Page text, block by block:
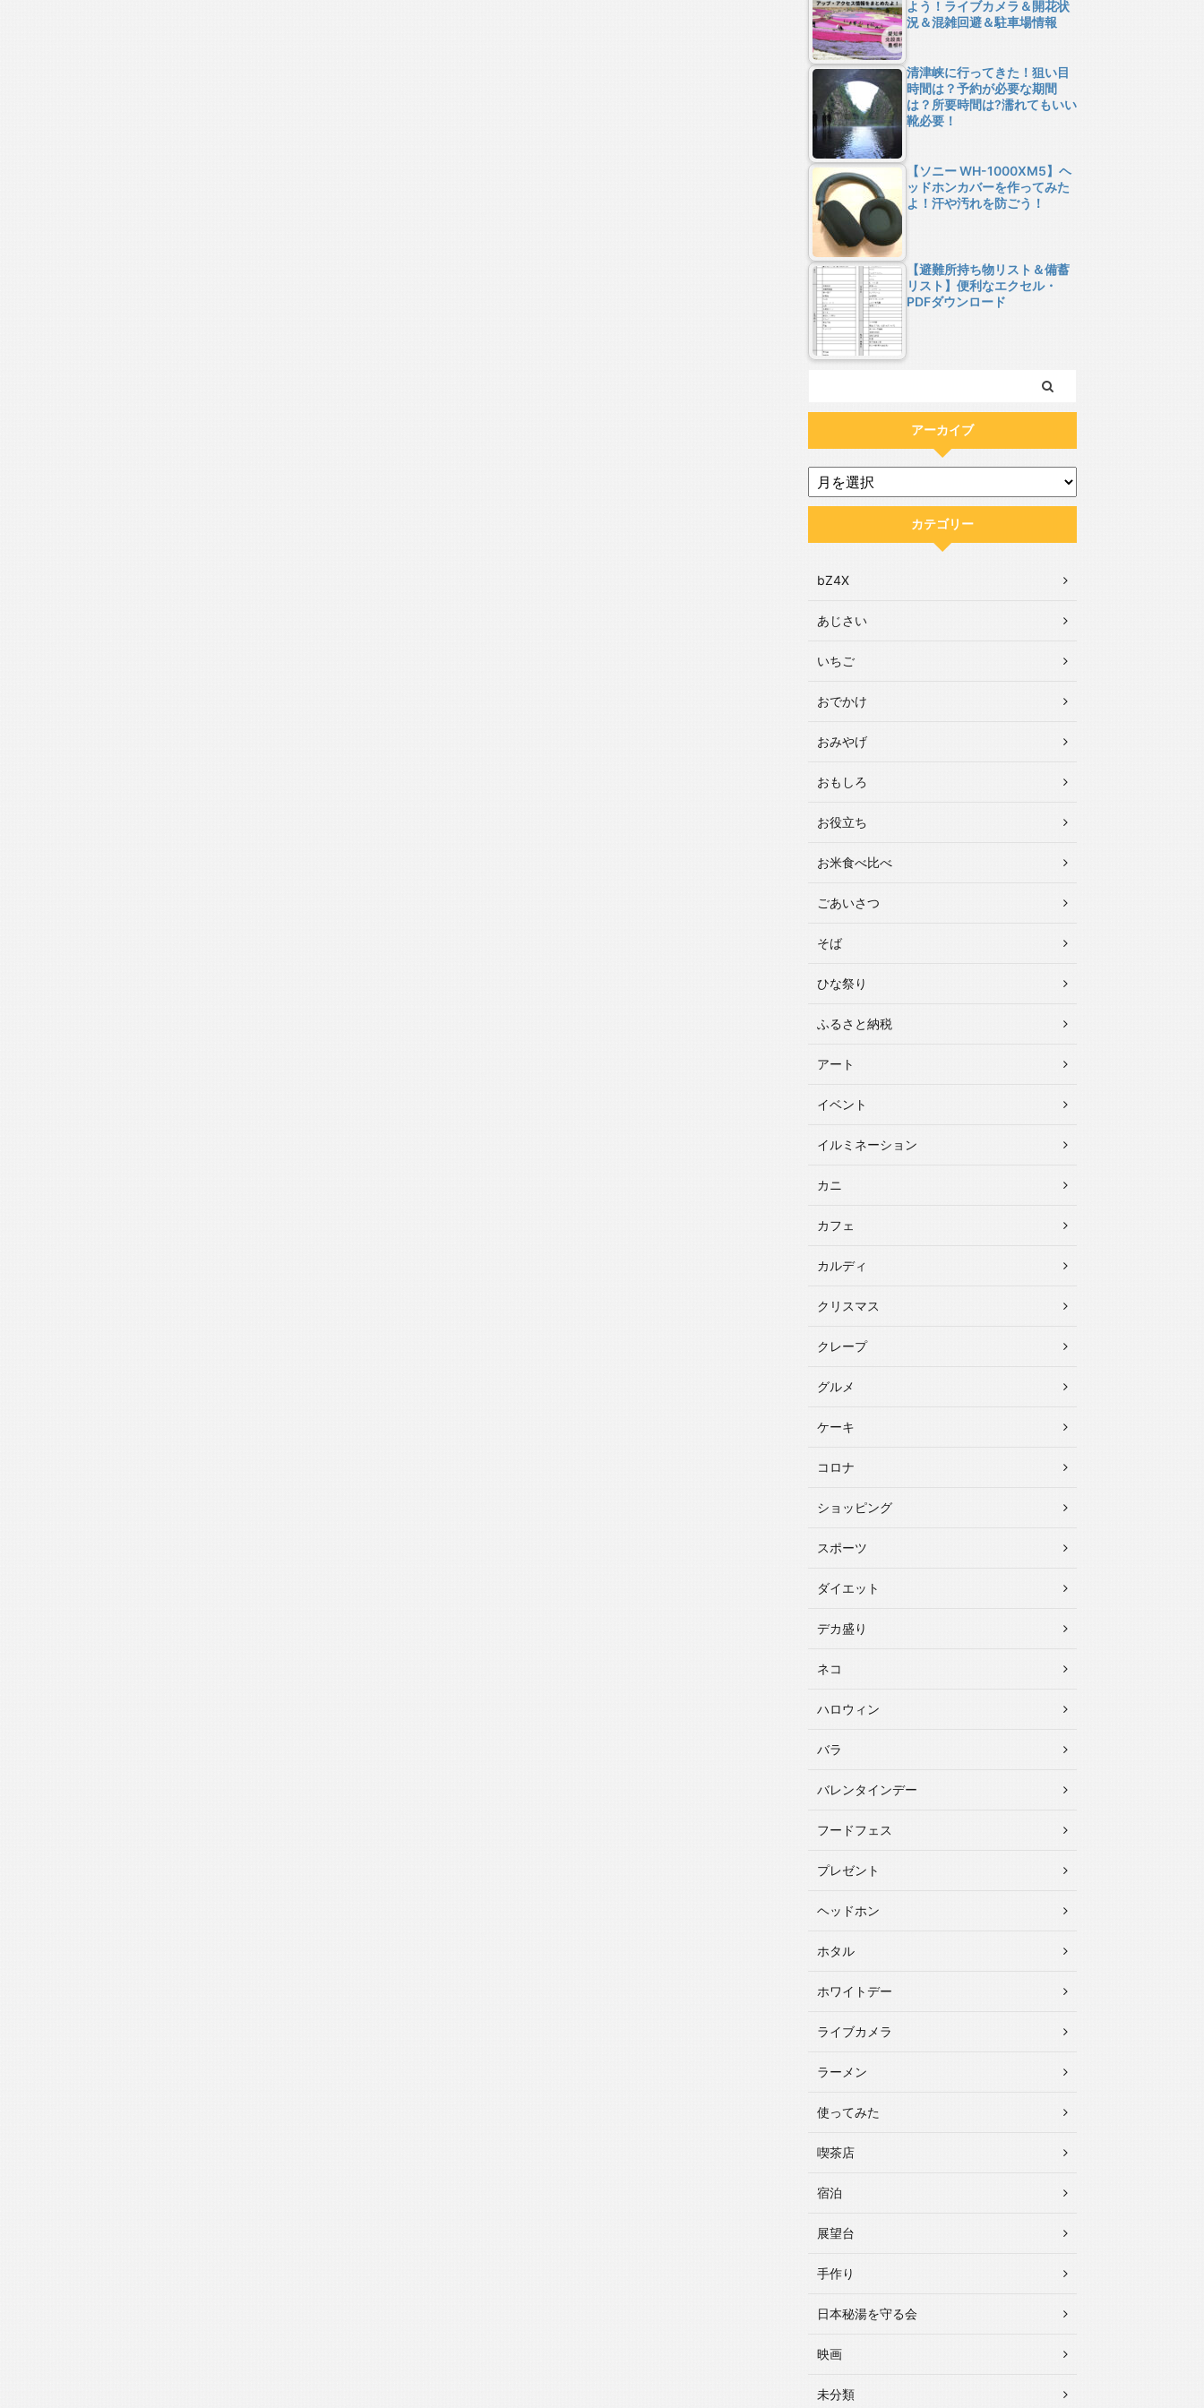
よう！ライブカメラ＆開花状
況＆混雑回避＆駐車場情報
清津峡に行ってきた！狙い目
時間は？予約が必要な期間
は？所要時間は?濡れてもいい
靴必要！
【ソニー WH-1000XM5】ヘ
ッドホンカバーを作ってみた
よ！汗や汚れを防ごう！
【避難所持ち物リスト＆備蓄
リスト】便利なエクセル・
PDFダウンロード
アーカイブ
カテゴリー
bZ4X
あじさい
いちご
おでかけ
おみやげ
おもしろ
お役立ち
お米食べ比べ
ごあいさつ
そば
ひな祭り
ふるさと納税
アート
イベント
イルミネーション
カニ
カフェ
カルディ
クリスマス
クレープ
グルメ
ケーキ
コロナ
ショッピング
スポーツ
ダイエット
デカ盛り
ネコ
ハロウィン
バラ
バレンタインデー
フードフェス
プレゼント
ヘッドホン
ホタル
ホワイトデー
ライブカメラ
ラーメン
使ってみた
喫茶店
宿泊
展望台
手作り
日本秘湯を守る会
映画
未分類